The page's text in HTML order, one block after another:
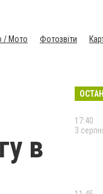
/ Мото Фотозвіти
в
17:40
3